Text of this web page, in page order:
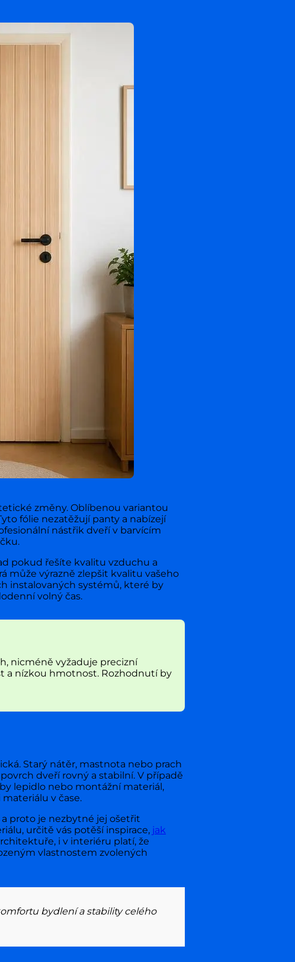
změny. Oblíbenou variantou
fólie nezatěžují panty a nabízejí
nástřik dveří v barvícím
pokud řešíte kvalitu vzduchu a
může výrazně zlepšit kvalitu vašeho
instalovaných systémů, které by
volný čas.
nicméně vyžaduje precizní
a nízkou hmotnost. Rozhodnutí by
Starý nátěr, mastnota nebo prach
dveří rovný a stabilní. V případě
lepidlo nebo montážní materiál,
v čase.
proto je nezbytné jej ošetřit
určitě vás potěší inspirace, jak
i v interiéru platí, že
vlastnostem zvolených
bydlení a stability celého